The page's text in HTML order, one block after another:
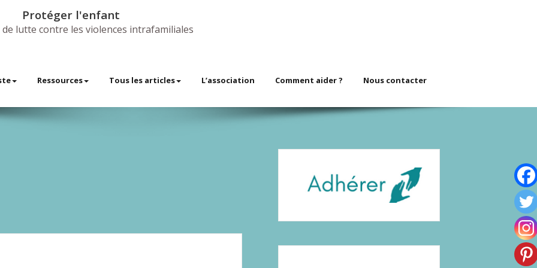
Protéger l'enfant
lutte contre les violences intrafamiliales
Ressources Tous les articles L’association Comment aider ? Nous contacter